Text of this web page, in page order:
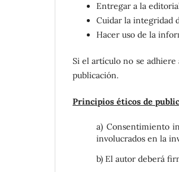
Entregar a la
Cuidar la integridad
Hacer uso de la
Si el artículo no se
publicación.
Principios éticos de
a) Consentimiento
involucrados en la
b) El autor deberá